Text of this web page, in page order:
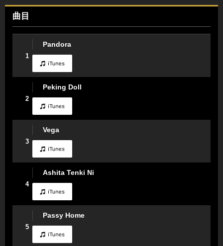
曲目
1
Pandora
2
Peking Doll
3
Vega
4
Ashita Tenki Ni
5
Passy Home